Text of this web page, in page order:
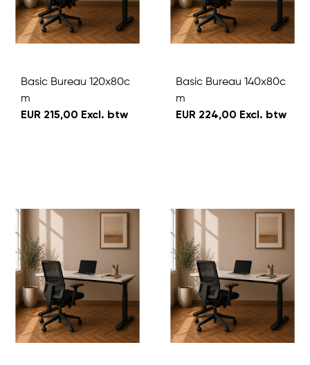
Basic Bureau 120x80c
m
EUR 215,00 Excl. btw
Basic Bureau 140x80c
m
EUR 224,00 Excl. btw